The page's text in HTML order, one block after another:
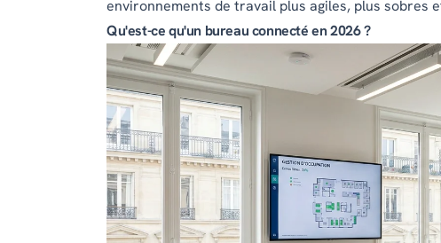
environnements de travail plus agiles, plus
Qu'est-ce qu'un bureau connecté en 2026 ?